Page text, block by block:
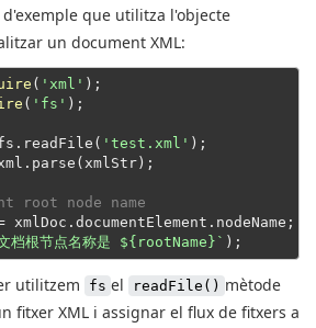
que utilitza l'objecte
un document XML:
( 'xml'
( 'fs' );
'test.xml'
root node name
档根节点名称是 ${rootName} `
utilitzem fs el readFile() mètode
fitxer XML i assignar el flux de fitxers a